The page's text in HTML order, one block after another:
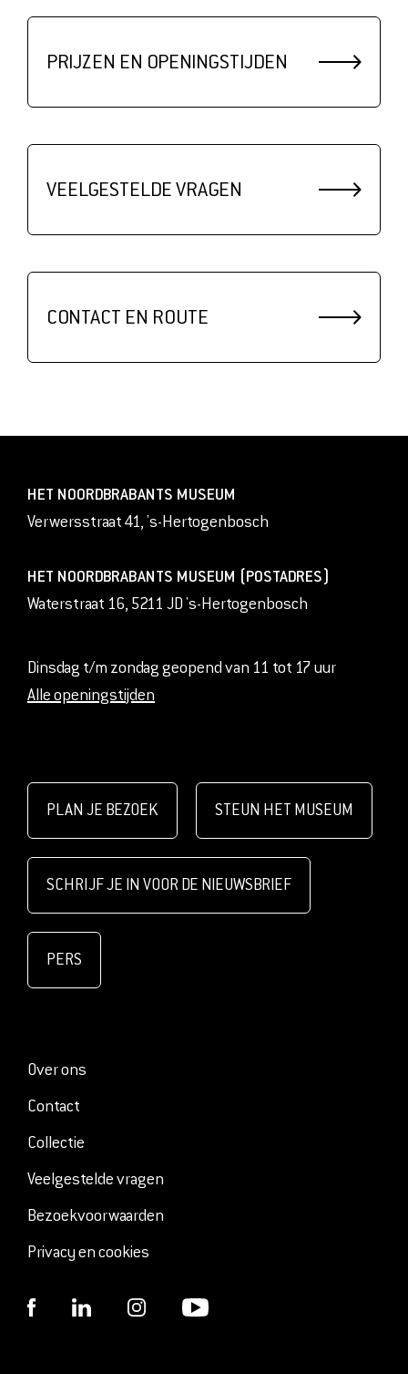
PRIJZEN EN OPENINGSTIJDEN
VEELGESTELDE VRAGEN
CONTACT EN ROUTE
HET NOORDBRABANTS MUSEUM
Verwersstraat 41, 's-Hertogenbosch
HET NOORDBRABANTS MUSEUM (POSTADRES)
Waterstraat 16, 5211 JD 's-Hertogenbosch
Dinsdag t/m zondag geopend van 11 tot 17 uur
Alle openingstijden
PLAN JE BEZOEK STEUN HET MUSEUM
SCHRIJF JE IN VOOR DE NIEUWSBRIEF
PERS
Over ons
Contact
Collectie
Veelgestelde vragen
Bezoekvoorwaarden
Privacy en cookies